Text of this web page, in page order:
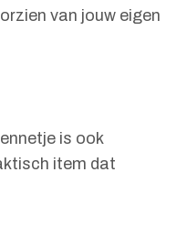
van jouw eigen
is ook
item dat